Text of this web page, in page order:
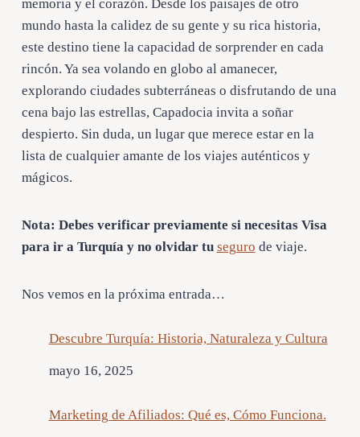
memoria y el corazón. Desde los paisajes de otro
mundo hasta la calidez de su gente y su rica historia,
este destino tiene la capacidad de sorprender en cada
rincón. Ya sea volando en globo al amanecer,
explorando ciudades subterráneas o disfrutando de una
cena bajo las estrellas, Capadocia invita a soñar
despierto. Sin duda, un lugar que merece estar en la
lista de cualquier amante de los viajes auténticos y
mágicos.
Nota: Debes verificar previamente si necesitas Visa
para ir a Turquía y no olvidar tu seguro de viaje.
Nos vemos en la próxima entrada…
Descubre Turquía: Historia, Naturaleza y Cultura
Fecha
mayo 16, 2025
Marketing de Afiliados: Qué es, Cómo Funciona.